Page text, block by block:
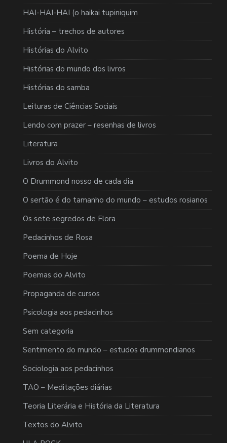
HAI-HAI-HAI (o haikai tupiniquim
História – trechos de autores
Histórias do Alvito
Histórias do mundo dos livros
Histórias do samba
Leituras de Ciências Sociais
Lendo com prazer – resenhas de livros
Literatura
Livros do Alvito
O Drummond nosso de cada dia
O sertão é do tamanho do mundo – estudos rosianos
Os sete segredos de Flora
Pedacinhos de Rosa
Poema de Hoje
Poemas do Alvito
Propaganda de cursos
Psicologia aos pedacinhos
Sem categoria
Sentimento do mundo – estudos drummondianos
Sociologia aos pedacinhos
TAO – Meditações diárias
Teoria Literária e História da Literatura
Textos do Alvito